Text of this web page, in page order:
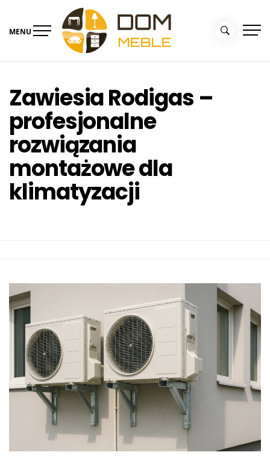
content
MENU
Zawiesia Rodigas –
profesjonalne
rozwiązania
montażowe dla
klimatyzacji